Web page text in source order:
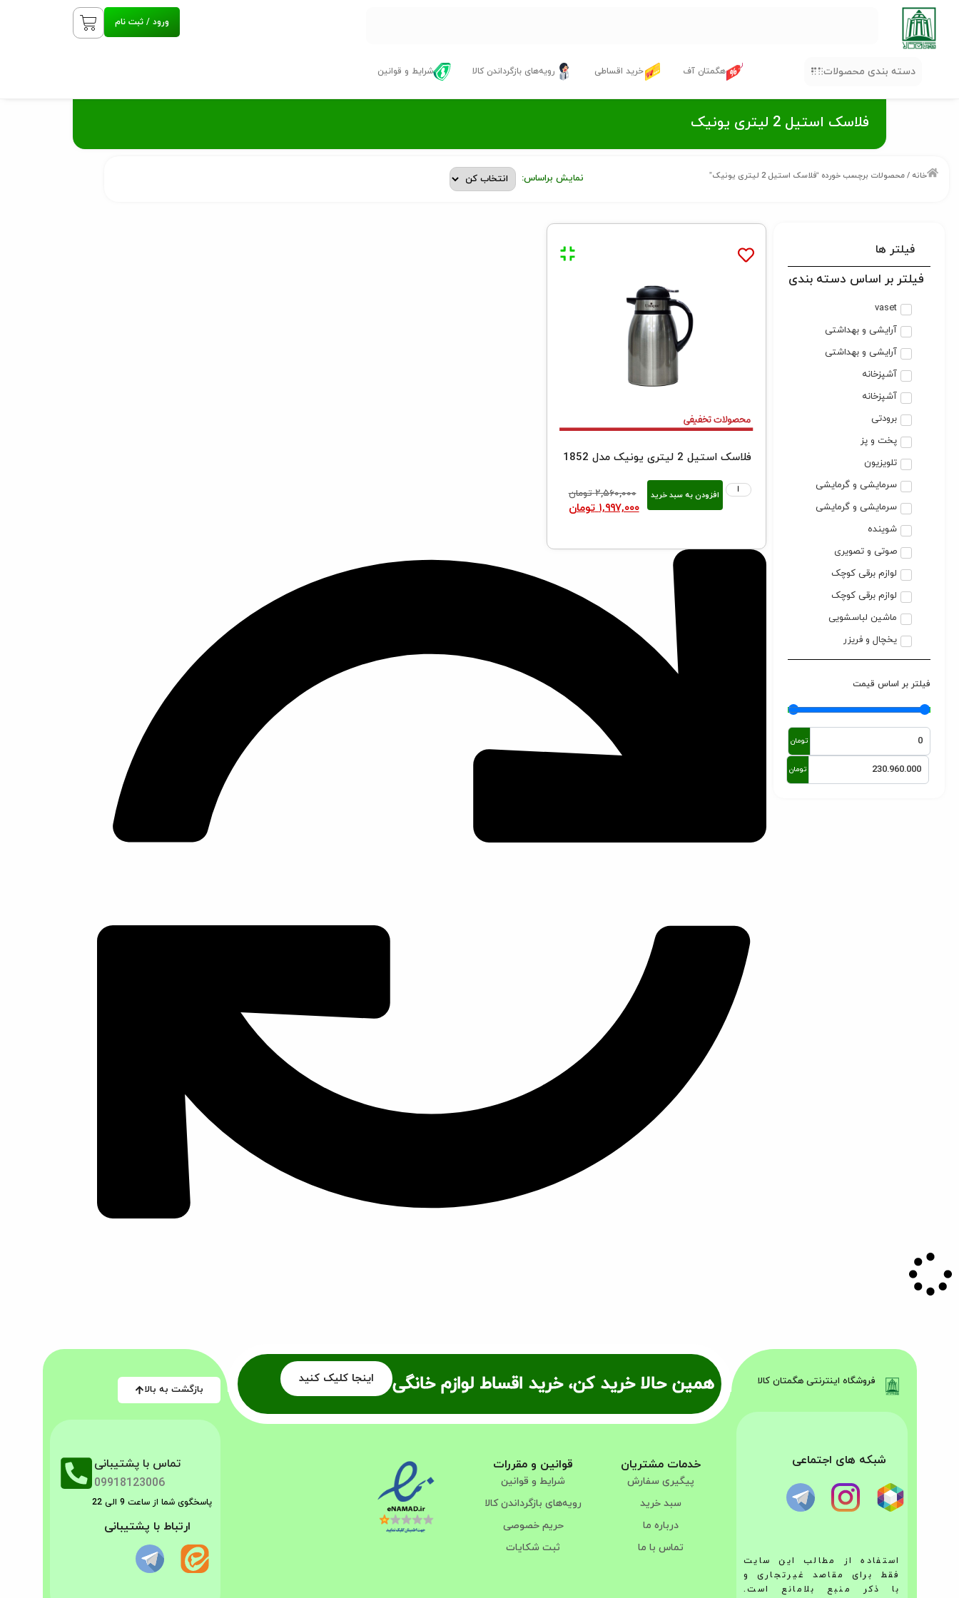
ورود / ثبت نام
دسته بندی محصولات هگمتان آف خرید اقساطی رویه‌های بازگرداندن کالا شرایط و قوانین
فلاسک استیل 2 لیتری یونیک
خانه / محصولات برچسب خورده “فلاسک استیل 2 لیتری یونیک” نمایش براساس:
فیلتر ها
فیلتر بر اساس دسته بندی
vaset
آرایشی و بهداشتی
آرایشی و بهداشتی
آشپزخانه
آشپزخانه
برودتی
پخت و پز
تلویزیون
سرمایشی و گرمایشی
سرمایشی و گرمایشی
شوینده
صوتی و تصویری
لوازم برقی کوچک
لوازم برقی کوچک
ماشین لباسشویی
یخچال و فریزر
فیلتر بر اساس قیمت
تومان
تومان
فلاسک استیل 2 لیتری یونیک مدل 1852
افزودن به سبد خرید ۲,۵۶۰,۰۰۰ تومان
۱,۹۹۷,۰۰۰ تومان
همین حالا خرید کن، خرید اقساط لوازم خانگی اینجا کلیک کنید فروشگاه اینترنتی هگمتان کالا
شبکه های اجتماعی
استفاده از مطالب این سایت
فقط برای مقاصد غیرتجاری و
با ذکر منبع بلامانع است.
خدمات مشتریان
پیگیری سفارش
سبد خرید
درباره ما
تماس با ما
قوانین و مقررات
شرایط و قوانین
رویه‌های بازگرداندن کالا
حریم خصوصی
ثبت شکایات
بازگشت به بالا
تماس با پشتیبانی
09918123006
پاسخگوی شما از ساعت 9 الی 22
ارتباط با پشتیبانی